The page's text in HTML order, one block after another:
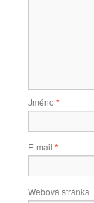
Jméno *
E-mail *
Webová stránka